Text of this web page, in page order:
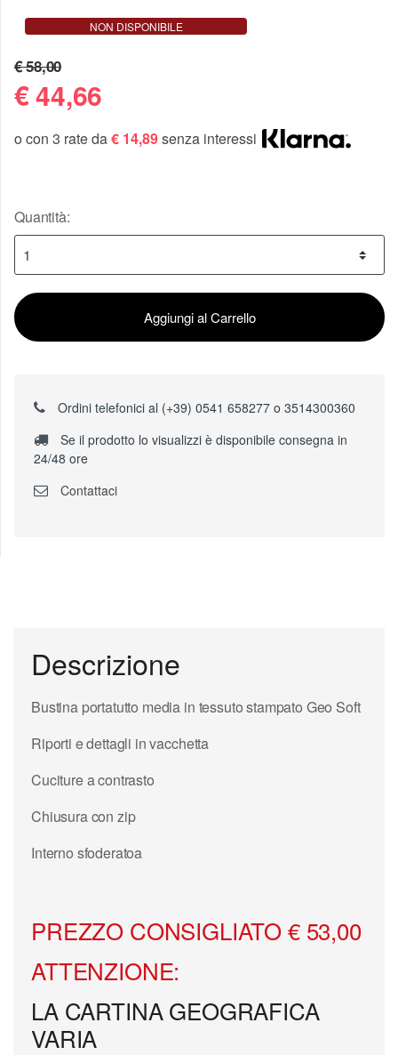
NON DISPONIBILE
€ 58,00
€44,66
o con 3 rate da€ 14,89senza interessi
Quantità:
Aggiungi al Carrello
Ordini telefonici al (+39) 0541 658277 o 3514300360
Se il prodotto lo visualizzi è disponibile consegna in
24/48 ore
Contattaci
Descrizione
Bustina portatutto media in tessuto stampato Geo Soft
Riporti e dettagli in vacchetta
Cuciture a contrasto
Chiusura con zip
Interno sfoderatoa
PREZZO CONSIGLIATO € 53,00
ATTENZIONE:
LA CARTINA GEOGRAFICA
VARIA